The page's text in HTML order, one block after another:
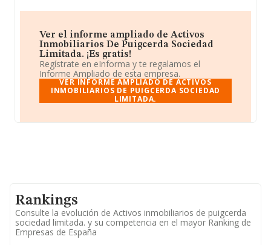
Ver el informe ampliado de Activos
Inmobiliarios De Puigcerda Sociedad
Limitada. ¡Es gratis!
Regístrate en eInforma y te regalamos el
Informe Ampliado de esta empresa.
VER INFORME AMPLIADO DE ACTIVOS
INMOBILIARIOS DE PUIGCERDA SOCIEDAD
LIMITADA.
Rankings
Consulte la evolución de Activos inmobiliarios de puigcerda
sociedad limitada. y su competencia en el mayor Ranking de
Empresas de España